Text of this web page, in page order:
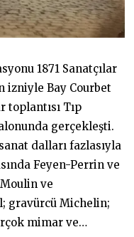
1871 Sanatçılar
izniyle Bay Courbet
toplantısı Tıp
gerçekleşti.
dalları fazlasıyla
Feyen-Perrin ve
ve
gravürcü Michelin;
mimar ve…